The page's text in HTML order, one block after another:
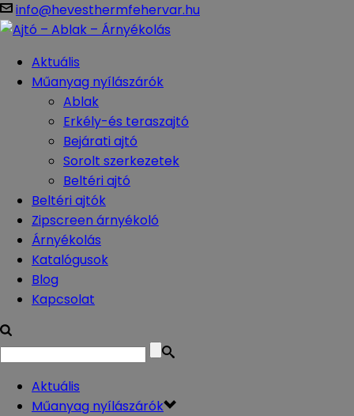
info@hevesthermfehervar.hu
Aktuális
Műanyag nyílászárók
Ablak
Erkély-és teraszajtó
Bejárati ajtó
Sorolt szerkezetek
Beltéri ajtó
Beltéri ajtók
Zipscreen árnyékoló
Árnyékolás
Katalógusok
Blog
Kapcsolat
Aktuális
Műanyag nyílászárók